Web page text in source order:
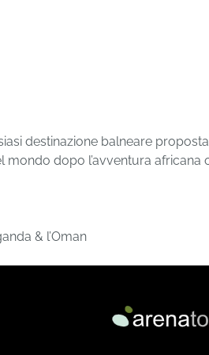
destinazione balneare
dopo l’avventura africana
& l’Oman